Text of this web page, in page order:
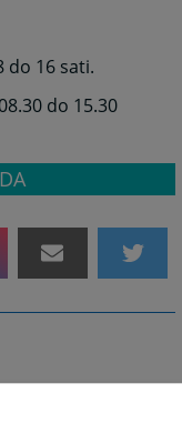
do 16 sati.
do 15.30